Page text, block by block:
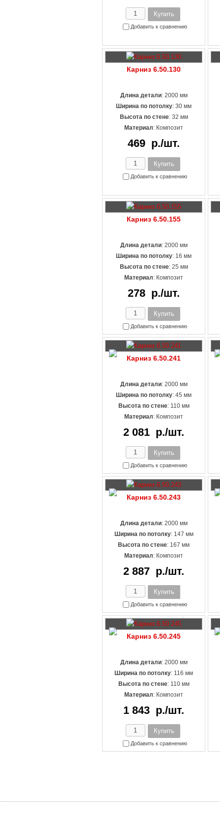
Добавить к сравнению
Карниз 6.50.130
Длина детали: 2000 мм
Ширина по потолку: 30 мм
Высота по стене: 32 мм
Материал: Композит
469 р./шт.
Добавить к сравнению
Карниз 6.50.155
Длина детали: 2000 мм
Ширина по потолку: 16 мм
Высота по стене: 25 мм
Материал: Композит
278 р./шт.
Добавить к сравнению
Карниз 6.50.241
Длина детали: 2000 мм
Ширина по потолку: 45 мм
Высота по стене: 110 мм
Материал: Композит
2 081 р./шт.
Добавить к сравнению
Карниз 6.50.243
Длина детали: 2000 мм
Ширина по потолку: 147 мм
Высота по стене: 167 мм
Материал: Композит
2 887 р./шт.
Добавить к сравнению
Карниз 6.50.245
Длина детали: 2000 мм
Ширина по потолку: 116 мм
Высота по стене: 110 мм
Материал: Композит
1 843 р./шт.
Добавить к сравнению